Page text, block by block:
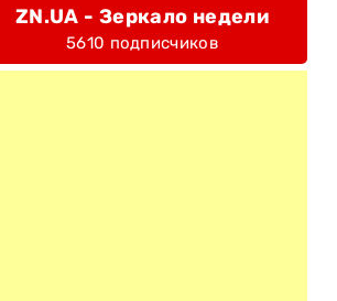
ZN.UA - Зеркало недели
5610 подписчиков